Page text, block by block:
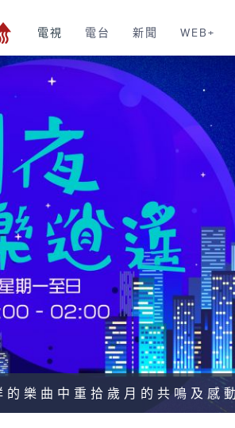
電視 電台 新聞 WEB+
的樂曲中重拾歲月的共鳴及感